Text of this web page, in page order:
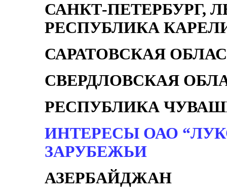
САНКТ-ПЕТЕРБУРГ,
РЕСПУБЛИКА
САРАТОВСКАЯ
СВЕРДЛОВСКАЯ
РЕСПУБЛИКА
ИНТЕРЕСЫ ОАО
ЗАРУБЕЖЬИ
АЗЕРБАЙДЖАН